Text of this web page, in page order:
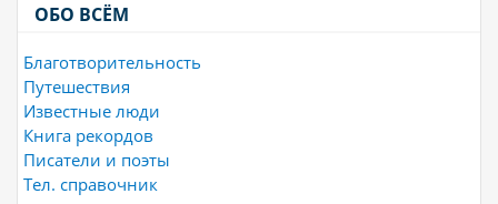
ОБО ВСЁМ
Благотворительность
Путешествия
Известные люди
Книга рекордов
Писатели и поэты
Тел. справочник